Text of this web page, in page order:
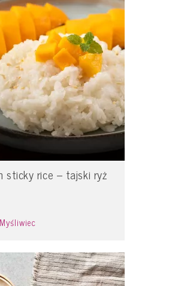
sticky rice – tajski ryż